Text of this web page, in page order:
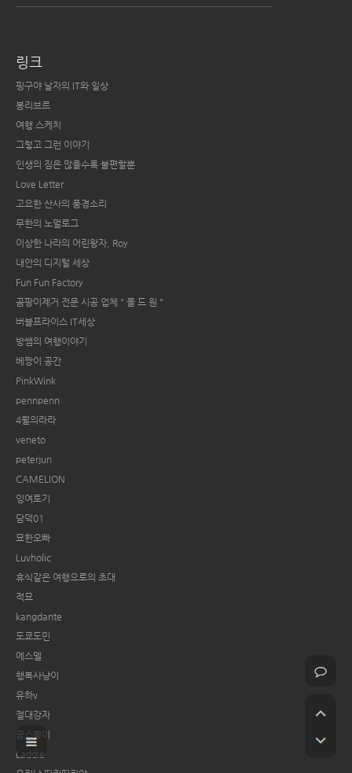
링크
핑구야 날자의 IT와 일상
봉리브르
여행 스케치
그렇고 그런 이야기
인생의 짐은 많을수록 불편할뿐
Love Letter
고요한 산사의 풍경소리
무한의 노멀로그
이상한 나라의 어린왕자, Roy
내안의 디지털 세상
Fun Fun Factory
곰팡이제거 전문 시공 업체 " 몰 드 원 "
버블프라이스 IT세상
방쌤의 여행이야기
베짱이 공간
PinkWink
pennpenn
4월의라라
veneto
peterjun
CAMELION
잉여토기
담덕01
묘한오빠
Luvholic
휴식같은 여행으로의 초대
적묘
kangdante
도쿄도민
에스델
행복사냥이
유하v
절대강자
꿍스뿡이
Laddie